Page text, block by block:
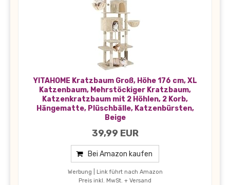
YITAHOME Kratzbaum Groß, Höhe 176 cm, XL
Katzenbaum, Mehrstöckiger Kratzbaum,
Katzenkratzbaum mit 2 Höhlen, 2 Korb,
Hängematte, Plüschbälle, Katzenbürsten,
Beige
39,99 EUR
Bei Amazon kaufen
Werbung | Link führt nach Amazon
Preis inkl. MwSt. + Versand